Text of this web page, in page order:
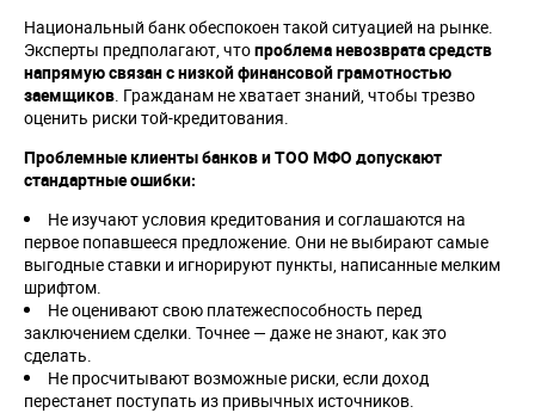
Национальный банк обеспокоен такой ситуацией на рынке.
Эксперты предполагают, чтопроблема невозврата средств
напрямую связан с низкой финансовой грамотностью
заемщиков . Гражданам не хватает знаний, чтобы трезво
оценить риски той-кредитования.
Проблемные клиенты банков и ТОО МФО допускают
стандартные ошибки:
Не изучают условия кредитования и соглашаются на
первое попавшееся предложение. Они не выбирают самые
выгодные ставки и игнорируют пункты, написанные мелким
шрифтом.
Не оценивают свою платежеспособность перед
заключением сделки. Точнее — даже не знают, как это
сделать.
Не просчитывают возможные риски, если доход
перестанет поступать из привычных источников.